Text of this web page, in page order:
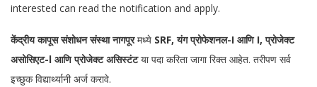
interested can read the notification and apply.
केंद्रीय कापूस संशोधन संस्था नागपूरमध्ये SRF, यंग प्रोफेशनल-I आणि I, प्रोजेक्ट
असोसिएट-l आणि प्रोजेक्ट असिस्टंटया पदा करिता जागा रिक्त आहेत. तरीपण सर्व
इच्छुक विद्यार्थ्यानी अर्ज करावे.